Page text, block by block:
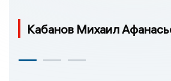
Кабанов Михаил